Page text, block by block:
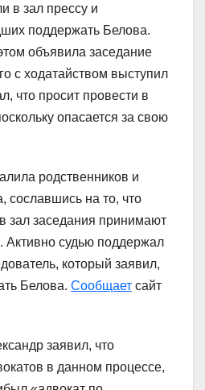
в зал прессу и
поддержать Белова.
объявила заседание
с ходатайством выступил
что просит провести в
опасается за свою
родственников и
сославшись на то, что
зал заседания принимают
Активно судью поддержал
который заявил,
Белова. Сообщает сайт
заявил, что
в данном процессе,